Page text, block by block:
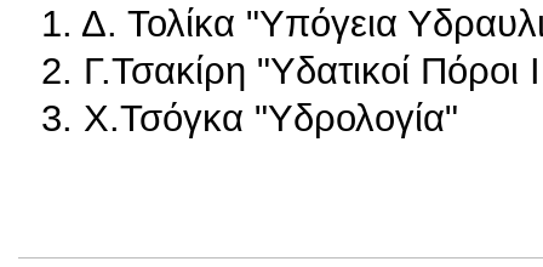
1. Δ. Τολίκα "Υπόγεια
2. Γ.Τσακίρη "Υδατικοί Πόροι
3. Χ.Τσόγκα "Υδρολογία"